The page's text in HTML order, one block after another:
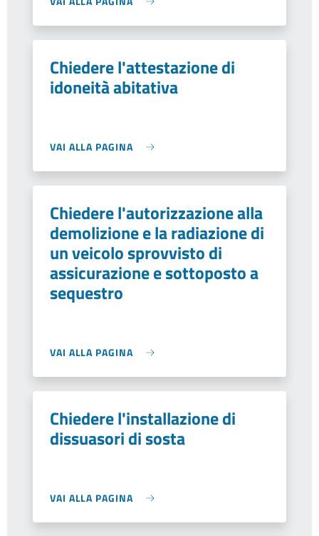
Chiedere l'attestazione di
idoneità abitativa
VAI ALLA PAGINA
Chiedere l'autorizzazione alla
demolizione e la radiazione di
un veicolo sprovvisto di
assicurazione e sottoposto a
sequestro
VAI ALLA PAGINA
Chiedere l'installazione di
dissuasori di sosta
VAI ALLA PAGINA